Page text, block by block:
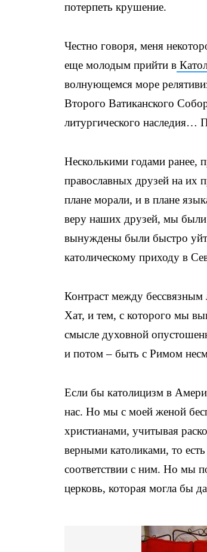
потерпеть крушение.
Честно говоря, меня
еще молодым прийти в
волнующемся море
Второго Ватиканского
литургического наследия…
Несколькими годами ранее,
православных друзей на
плане морали, и в плане
веру наших друзей, мы
вынуждены были быстро
католическому приходу в
Контраст между
Хат, и тем, с которого мы
смысле духовной
и потом – быть с Римом
Если бы католицизм в
нас. Но мы с моей женой
христианами, учитывая
верными католиками, то
соответствии с ним. Но мы
церковь, которая могла бы